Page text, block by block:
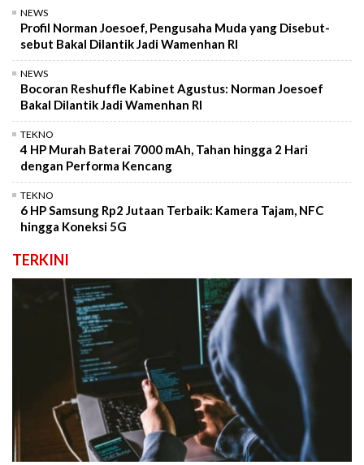
NEWS
Profil Norman Joesoef, Pengusaha Muda yang Disebut-
sebut Bakal Dilantik Jadi Wamenhan RI
NEWS
Bocoran Reshuffle Kabinet Agustus: Norman Joesoef
Bakal Dilantik Jadi Wamenhan RI
TEKNO
4 HP Murah Baterai 7000 mAh, Tahan hingga 2 Hari
dengan Performa Kencang
TEKNO
6 HP Samsung Rp2 Jutaan Terbaik: Kamera Tajam, NFC
hingga Koneksi 5G
TERKINI